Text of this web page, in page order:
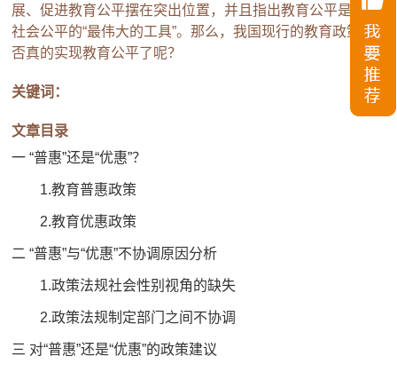
展、促进教育公平摆在突出位置，并且指出教育公平是实现
社会公平的“最伟大的工具”。那么，我国现行的教育政策是
否真的实现教育公平了呢？
关键词：
文章目录
一 “普惠”还是“优惠”？
1.教育普惠政策
2.教育优惠政策
二 “普惠”与“优惠”不协调原因分析
1.政策法规社会性别视角的缺失
2.政策法规制定部门之间不协调
三 对“普惠”还是“优惠”的政策建议